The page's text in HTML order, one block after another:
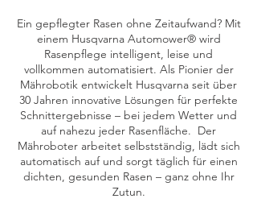
Ein gepflegter Rasen ohne Zeitaufwand? Mit
einem Husqvarna Automower® wird
Rasenpflege intelligent, leise und
vollkommen automatisiert. Als Pionier der
Mährobotik entwickelt Husqvarna seit über
30 Jahren innovative Lösungen für perfekte
Schnittergebnisse – bei jedem Wetter und
auf nahezu jeder Rasenfläche. Der
Mähroboter arbeitet selbstständig, lädt sich
automatisch auf und sorgt täglich für einen
dichten, gesunden Rasen – ganz ohne Ihr
Zutun.